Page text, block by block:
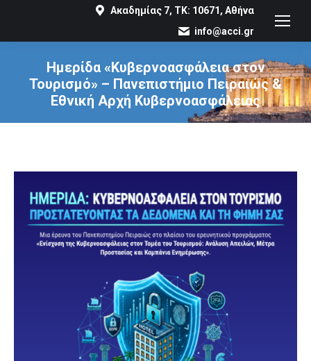
Ακαδημίας 7, ΤΚ: 10671, Αθήνα
info@acci.gr
Ημερίδα «Κυβερνοασφάλεια στον
Τουρισμό» – Πανεπιστήμιο Πειραιώς &
Εθνική Αρχή Κυβερνοασφάλειας
You are here: